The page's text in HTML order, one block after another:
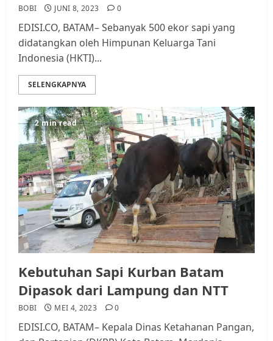
BOBI JUNI 8, 2023 0
EDISI.CO, BATAM– Sebanyak 500 ekor sapi yang
didatangkan oleh Himpunan Keluarga Tani
Indonesia (HKTI)...
SELENGKAPNYA
2 min read
Kebutuhan Sapi Kurban Batam
Dipasok dari Lampung dan NTT
BOBI MEI 4, 2023 0
EDISI.CO, BATAM– Kepala Dinas Ketahanan Pangan,